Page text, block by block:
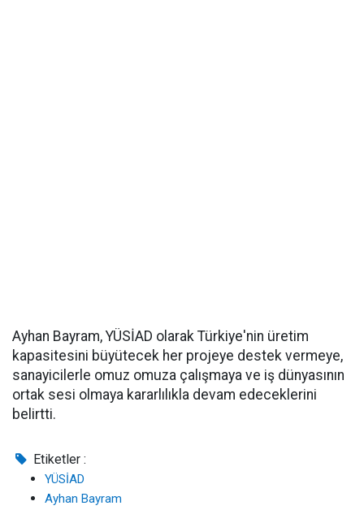
Ayhan Bayram, YÜSİAD olarak Türkiye'nin üretim
kapasitesini büyütecek her projeye destek vermeye,
sanayicilerle omuz omuza çalışmaya ve iş dünyasının
ortak sesi olmaya kararlılıkla devam edeceklerini
belirtti.
Etiketler :
YÜSİAD
Ayhan Bayram